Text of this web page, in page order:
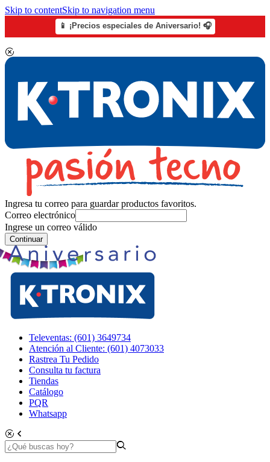
Skip to contentSkip to navigation menu
📱 ¡Precios especiales de Aniversario! 🎧
Ingresa tu correo para guardar productos favoritos.
Correo electrónico
Ingrese un correo válido
Continuar
Televentas: (601) 3649734
Atención al Cliente: (601) 4073033
Rastrea Tu Pedido
Consulta tu factura
Tiendas
Catálogo
PQR
Whatsapp